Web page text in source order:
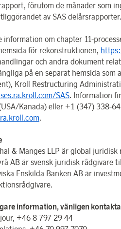
förutom de månader som
av SAS delårsrapporter.
information om chapter 11-
för rekonstruktionen,
och andra dokument
på en separat hemsida som
Kroll Restructuring
SAS. Information
Kanada) eller +1 (347) 338-
.
& Manges LLP är global
AB är svensk juridisk rådgivare
Enskilda Banken AB är
information, vänligen
+46 8 797 29 44